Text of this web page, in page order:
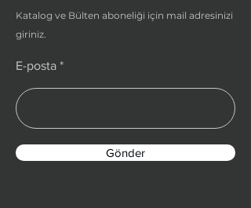
Katalog ve Bülten aboneliği için mail adresinizi
giriniz.
E-posta
Gönder